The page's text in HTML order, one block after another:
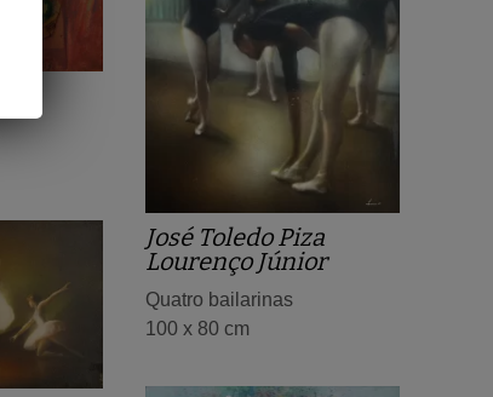
José Toledo Piza
Lourenço Júnior
Quatro bailarinas
100 x 80 cm